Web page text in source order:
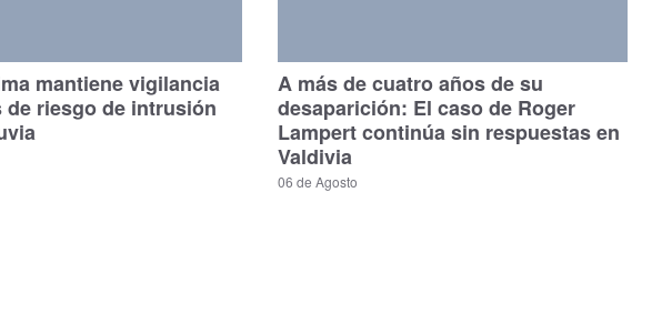
mantiene vigilancia
de riesgo de intrusión
A más de cuatro años de su
desaparición: El caso de Roger
Lampert continúa sin respuestas en
Valdivia
06 de Agosto